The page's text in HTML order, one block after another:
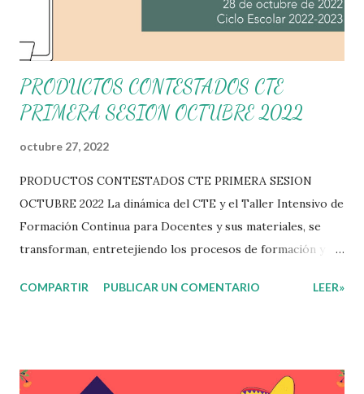
PRODUCTOS CONTESTADOS CTE
PRIMERA SESION OCTUBRE 2022
octubre 27, 2022
PRODUCTOS CONTESTADOS CTE PRIMERA SESION
OCTUBRE 2022 La dinámica del CTE y el Taller Intensivo de
Formación Continua para Docentes y sus materiales, se
transforman, entretejiendo los procesos de formación y de
una guía de trabajo a un documento orientador, el cual es
propone que el colectivo docente tome decisiones sobre
COMPARTIR PUBLICAR UN COMENTARIO LEER»